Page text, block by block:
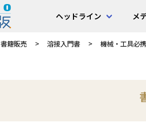
ヘッドライン メ
書籍販売 溶接入門書 機械・工具必